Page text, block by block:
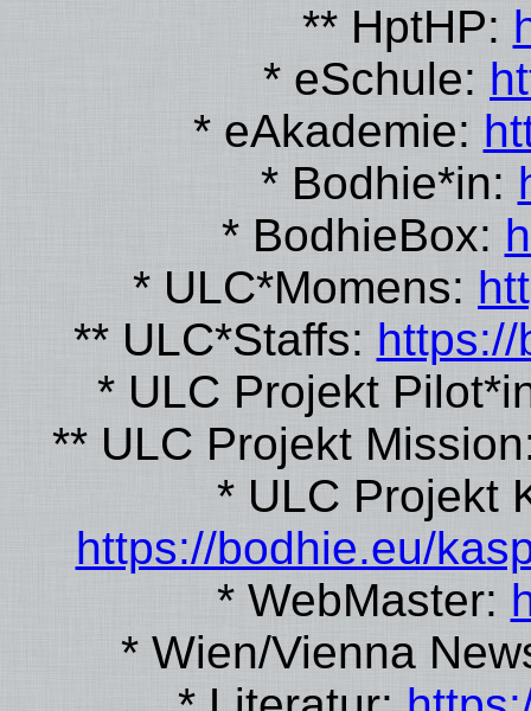
** HptHP:
* eSchule:
* eAkademie:
* Bodhie*in:
* BodhieBox:
* ULC*Momens:
** ULC*Staffs:
* ULC Projekt
** ULC Projekt
* ULC Projekt
https://bodhie.eu/
* WebMaster:
* Wien/Vienna